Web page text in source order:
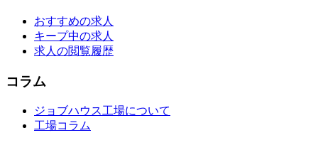
おすすめの求人
キープ中の求人
求人の閲覧履歴
コラム
ジョブハウス工場について
工場コラム